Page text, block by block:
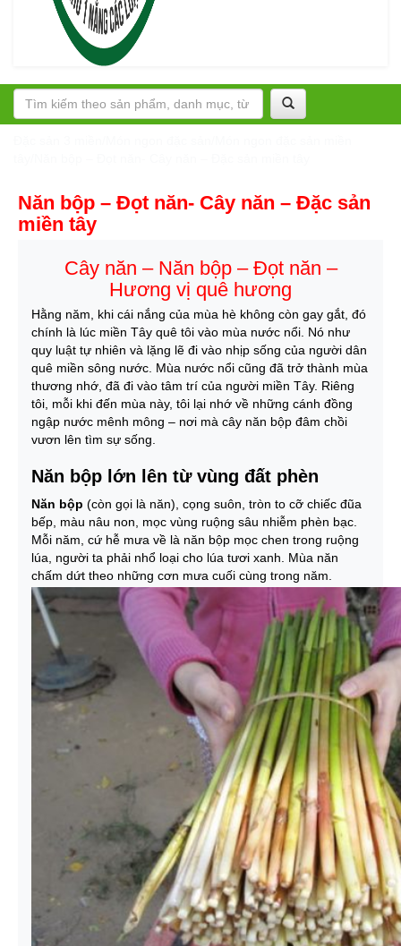
Năn bộp – Đọt năn- Cây năn – Đặc sản
miền tây
Cây năn – Năn bộp – Đọt năn –
Hương vị quê hương
Hằng năm, khi cái nắng của mùa hè không còn gay gắt, đó
chính là lúc miền Tây quê tôi vào mùa nước nổi. Nó như
quy luật tự nhiên và lặng lẽ đi vào nhịp sống của người dân
quê miền sông nước. Mùa nước nổi cũng đã trở thành mùa
thương nhớ, đã đi vào tâm trí của người miền Tây. Riêng
tôi, mỗi khi đến mùa này, tôi lại nhớ về những cánh đồng
ngập nước mênh mông – nơi mà cây năn bộp đâm chồi
vươn lên tìm sự sống.
Năn bộp lớn lên từ vùng đất phèn
Năn bộp (còn gọi là năn), cọng suôn, tròn to cỡ chiếc đũa
bếp, màu nâu non, mọc vùng ruộng sâu nhiễm phèn bạc.
Mỗi năm, cứ hễ mưa về là năn bộp mọc chen trong ruộng
lúa, người ta phải nhổ loại cho lúa tươi xanh. Mùa năn
chấm dứt theo những cơn mưa cuối cùng trong năm.